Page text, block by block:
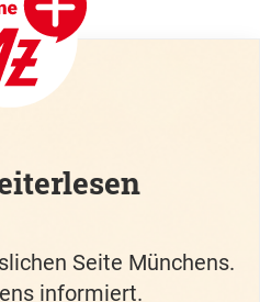
Seite Münchens.
informiert.